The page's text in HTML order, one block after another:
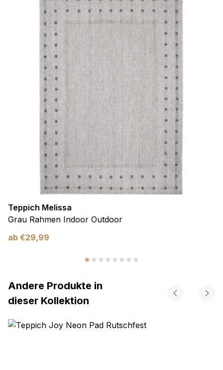
Teppich Melissa
Grau Rahmen Indoor Outdoor
ab €29,99
Andere Produkte in
dieser Kollektion